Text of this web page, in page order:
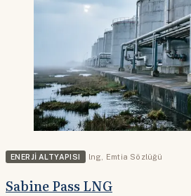
ENERJI ALTYAPISI lng Emtia Sözlüğü
Sabine Pass LNG